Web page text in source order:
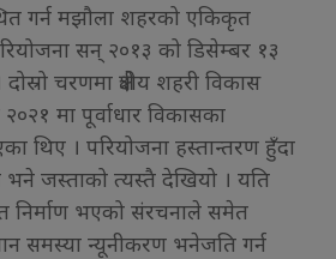
गर्न मझौला शहरको एकिकृत
सन् २०१३ को डिसेम्बर १३
चरणमा क्षेत्रीय शहरी विकास
मा पूर्वाधार विकासका
थिए । परियोजना हस्तान्तरण हुँदा
भने जस्ताको त्यस्तै देखियो । यति
निर्माण भएको संरचनाले समेत
समस्या न्यूनीकरण भनेजति गर्न